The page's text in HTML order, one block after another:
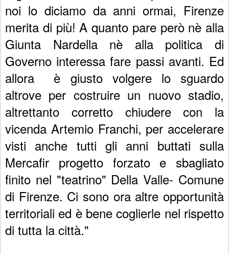
noi lo diciamo da anni ormai, Firenze
merita di più! A quanto pare però nè alla
Giunta Nardella nè alla politica di
Governo interessa fare passi avanti. Ed
allora è giusto volgere lo sguardo
altrove per costruire un nuovo stadio,
altrettanto corretto chiudere con la
vicenda Artemio Franchi, per accelerare
visti anche tutti gli anni buttati sulla
Mercafir progetto forzato e sbagliato
finito nel "teatrino" Della Valle- Comune
di Firenze. Ci sono ora altre opportunità
territoriali ed è bene coglierle nel rispetto
di tutta la città."